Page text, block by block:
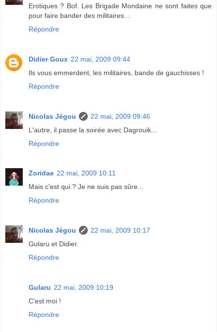
Erotiques ? Bof. Les Brigade Mondaine ne sont faites que
pour faire bander des militaires...
Répondre
Didier Goux 22 mai, 2009 09:44
Ils vous emmerdent, les militaires, bande de gauchisses !
Répondre
Nicolas Jégou
22 mai, 2009 09:46
L'autre, il passe la soirée avec Dagrouik...
Répondre
Zoridae 22 mai, 2009 10:11
Mais c'est qui ? Je ne suis pas sûre...
Répondre
Nicolas Jégou
22 mai, 2009 10:17
Gularu et Didier.
Répondre
Gularu 22 mai, 2009 10:19
C'est moi !
Répondre